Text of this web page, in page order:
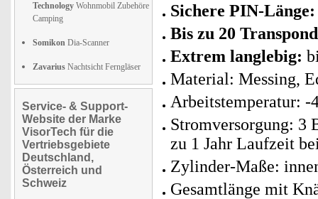
Technology Wohnmobil Zubehöre
Camping
Somikon Dia-Scanner
Zavarius Nachtsicht Ferngläser
Service- & Support-
Website der Marke
VisorTech für die
Vertriebsgebiete
Deutschland,
Österreich und
Schweiz
Sichere PIN-Länge:
Bis zu 20
Extrem langlebig:
Material: Messing,
Arbeitstemperatur: -
Stromversorgung: 3
zu 1 Jahr Laufzeit
Zylinder-Maße:
Gesamtlänge mit